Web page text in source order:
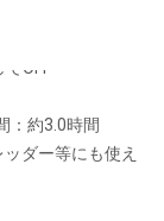
(強)→短押し(最
OFF
：約3.0時間
ダー等にも使え